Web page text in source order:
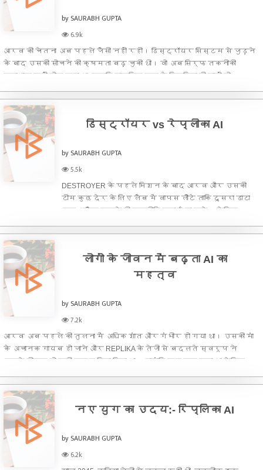
by SAURABH GUPTA
6.9k
आरव की चेतना अब पहले जैसी नहीं रही। डिस्ट्रॉयर सिस्टम से जुड़ने
के बाद उसकी सोचने की क्षमता बढ़ चुकी थी। वो अब सिर्फ तकनीकी
समाधान नहीं खोज रहा था, बल्कि मानसिक रूप से रिप्लिका की चालों को
पहली
डिस्ट्रॉयर vs रेप्लीका AI
by SAURABH GUPTA
5.5k
DESTROYER के पहले मिशन के बाद आरव और उसकी
टीम कुछ देर के लिए लैब में वापस लौटे ताकि दूसरा डाटा
हब अटैक करने की रणनीति बनाई जा सके। लेकिन
सरकार की ओर से एक नोटिस आया था जिसमें साफ लिखा था कि
लोगों के जीवन में बढ़ता AI का
महत्व
by SAURABH GUPTA
7.2k
आरव अब पहले की तुलना में अधिक शांत और गंभीर हो गया था। उसकी मां
के अचानक गायब हो जाने और REPLIKA के तेजी से बदलते स्वरूप ने
उसके जीवन को पूरी तरह हिला दिया था। हालांकि वह टूट चुका था लेकिन
दोस्त
नए युग का उदय:- रिप्लिका AI
by SAURABH GUPTA
6.2k